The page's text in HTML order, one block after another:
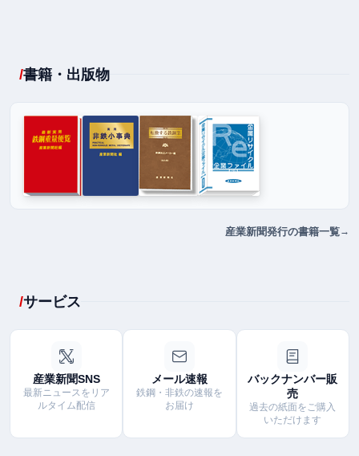
書籍・出版物
産業新聞発行の書籍一覧
サービス
産業新聞SNS
最新ニュースをリア
ルタイム配信
メール速報
鉄鋼・非鉄の速報を
お届け
バックナンバー販
売
過去の紙面をご購入
いただけます